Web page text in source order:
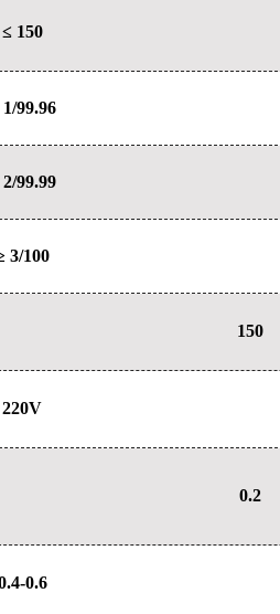
≤ 150
99.96
99.99
3/100
150
220V
0.2
0.6